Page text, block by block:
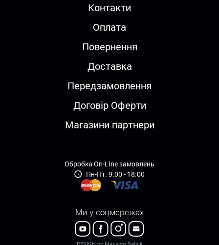
Контакти
Оплата
Повернення
Доставка
Передзамовлення
Договір Оферти
Магазини партнери
Обробка On-Line замовлень
Пн-Пт: 9:00 - 18:00
Ми у соцмережах